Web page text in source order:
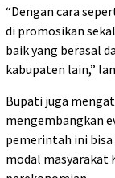
“Dengan cara
di promosikan
baik yang berasal
kabupaten lain,”
Bupati juga
mengembangkan
pemerintah ini
modal masyarakat